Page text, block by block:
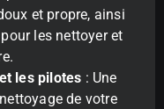
et propre, ainsi
les nettoyer et
les pilotes : Une
de votre